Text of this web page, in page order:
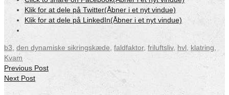
Klik for at dele på Twitter(Åbner i et nyt vindue)
Klik for at dele på LinkedIn(Åbner i et nyt vindue)
b3, den dynamiske sikringskæde faldfaktor, friluftsliv, hvl klatring
Kvam
Previous Post
Next Post